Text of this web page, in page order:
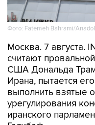
Фото: Fatemeh Bahrami/
Москва. 7 августа.
считают
США Дональда
Ирана, пытается
выполнить взятые
урегулирования
иранского